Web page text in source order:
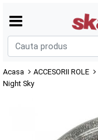
Acasa ACCESORII ROLE
Night Sky